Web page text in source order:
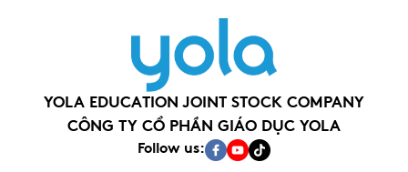
YOLA EDUCATION JOINT STOCK COMPANY
CÔNG TY CỔ PHẦN GIÁO DỤC YOLA
Follow us: